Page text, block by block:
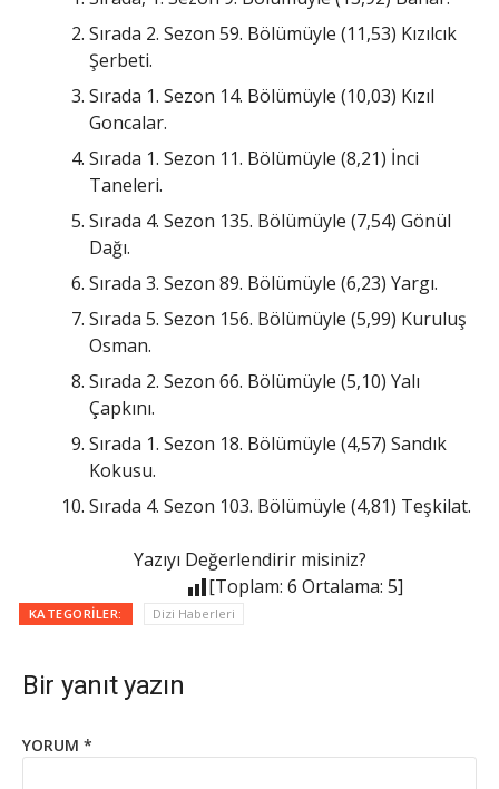
Sırada 2. Sezon 59. Bölümüyle (11,53) Kızılcık
Şerbeti.
Sırada 1. Sezon 14. Bölümüyle (10,03) Kızıl
Goncalar.
Sırada 1. Sezon 11. Bölümüyle (8,21) İnci
Taneleri.
Sırada 4. Sezon 135. Bölümüyle (7,54) Gönül
Dağı.
Sırada 3. Sezon 89. Bölümüyle (6,23) Yargı.
Sırada 5. Sezon 156. Bölümüyle (5,99) Kuruluş
Osman.
Sırada 2. Sezon 66. Bölümüyle (5,10) Yalı
Çapkını.
Sırada 1. Sezon 18. Bölümüyle (4,57) Sandık
Kokusu.
Sırada 4. Sezon 103. Bölümüyle (4,81) Teşkilat.
Yazıyı Değerlendirir misiniz?
[Toplam: 6 Ortalama: 5]
KATEGORILER: Dizi Haberleri
Bir yanıt yazın
YORUM *